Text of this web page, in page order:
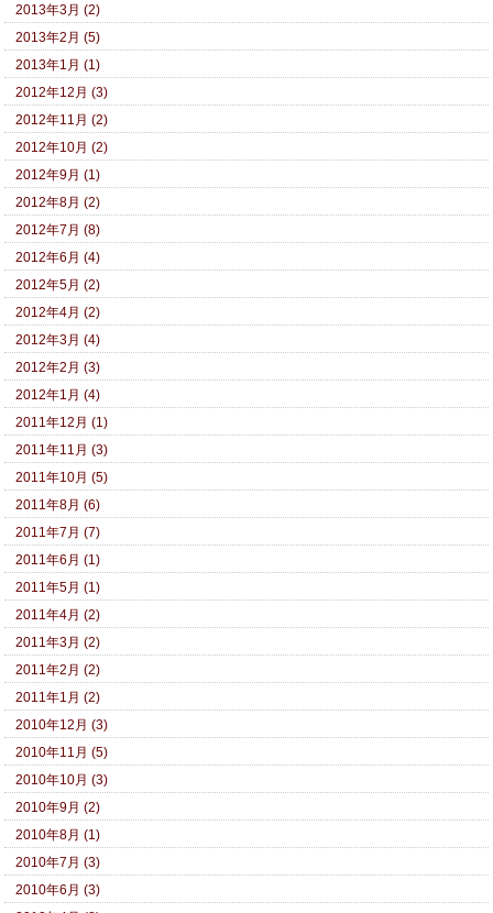
2013年3月 (2)
2013年2月 (5)
2013年1月 (1)
2012年12月 (3)
2012年11月 (2)
2012年10月 (2)
2012年9月 (1)
2012年8月 (2)
2012年7月 (8)
2012年6月 (4)
2012年5月 (2)
2012年4月 (2)
2012年3月 (4)
2012年2月 (3)
2012年1月 (4)
2011年12月 (1)
2011年11月 (3)
2011年10月 (5)
2011年8月 (6)
2011年7月 (7)
2011年6月 (1)
2011年5月 (1)
2011年4月 (2)
2011年3月 (2)
2011年2月 (2)
2011年1月 (2)
2010年12月 (3)
2010年11月 (5)
2010年10月 (3)
2010年9月 (2)
2010年8月 (1)
2010年7月 (3)
2010年6月 (3)